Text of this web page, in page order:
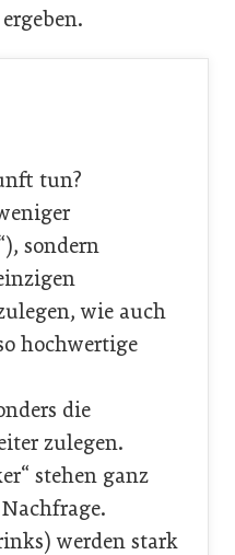
tun?
sondern
wie auch
hochwertige
die
zulegen.
stehen ganz
werden stark